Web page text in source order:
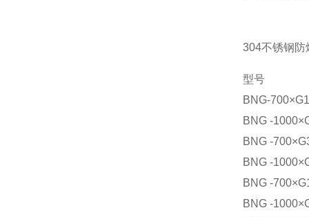
304不锈钢防
型号 管通
BNG-
BNG -
BNG -
BNG -
BNG -
BNG -